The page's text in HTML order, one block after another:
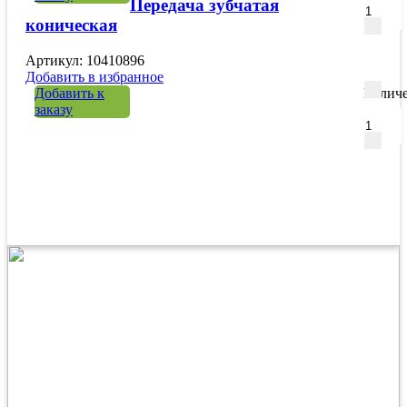
Передача зубчатая
коническая
Артикул: 10410896
Добавить в избранное
Добавить к
заказу